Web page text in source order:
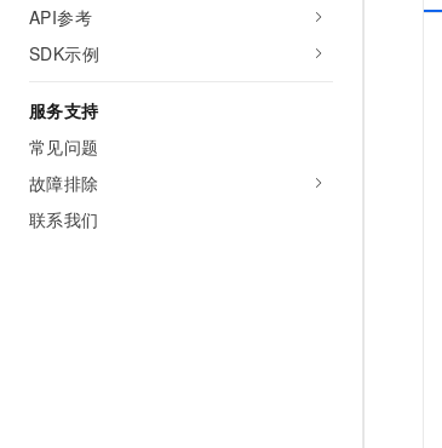
API参考
SDK示例
服务支持
常见问题
故障排除
联系我们